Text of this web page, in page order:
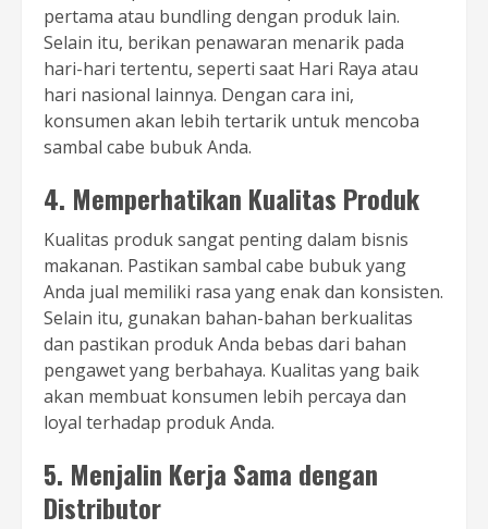
pertama atau bundling dengan produk lain.
Selain itu, berikan penawaran menarik pada
hari-hari tertentu, seperti saat Hari Raya atau
hari nasional lainnya. Dengan cara ini,
konsumen akan lebih tertarik untuk mencoba
sambal cabe bubuk Anda.
4. Memperhatikan Kualitas Produk
Kualitas produk sangat penting dalam bisnis
makanan. Pastikan sambal cabe bubuk yang
Anda jual memiliki rasa yang enak dan konsisten.
Selain itu, gunakan bahan-bahan berkualitas
dan pastikan produk Anda bebas dari bahan
pengawet yang berbahaya. Kualitas yang baik
akan membuat konsumen lebih percaya dan
loyal terhadap produk Anda.
5. Menjalin Kerja Sama dengan
Distributor